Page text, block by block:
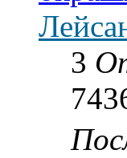
3